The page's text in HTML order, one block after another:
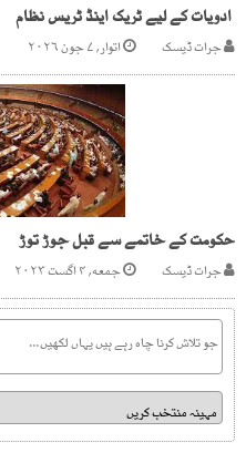
ادویات کے لیے ٹریک اینڈ ٹریس نظام
جرات ڈیسک اتوار, ۷ جون ۲۰۲۶
حکومت کے خاتمے سے قبل جوڑ توڑ
جرات ڈیسک جمعه, ۴ اگست ۲۰۲۳